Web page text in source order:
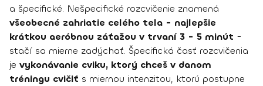
a špecifické. Nešpecifické rozcvičenie znamená
všeobecné zahriatie celého tela - najlepšie
krátkou aeróbnou záťažou v trvaní 3 - 5 minút -
stačí sa mierne zadýchať. Špecifická časť rozcvičenia
je vykonávanie cviku, ktorý chceš v danom
tréningu cvičiť s miernou intenzitou, ktorú postupne